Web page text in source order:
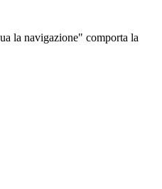
la navigazione" comporta la